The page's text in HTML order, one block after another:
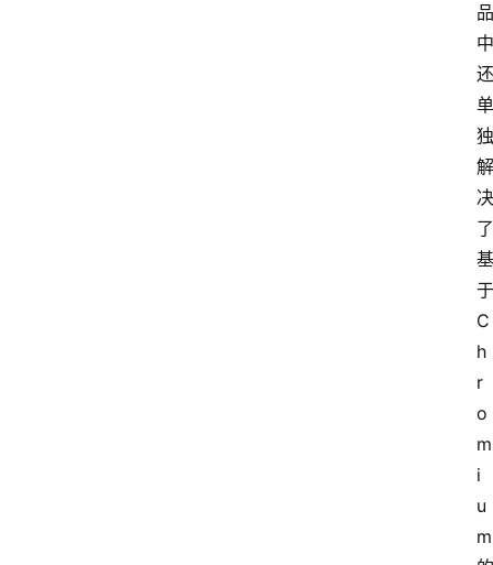
品
中
还
单
独
解
决
了
基
于
C
h
r
o
m
i
u
m